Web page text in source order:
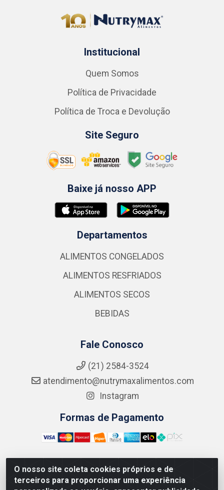
O nosso site coleta cookies próprios e de
terceiros para proporcionar uma experiência
Institucional
Quem Somos
Política de Privacidade
Política de Troca e Devolução
Site Seguro
Baixe já nosso APP
Departamentos
ALIMENTOS CONGELADOS
ALIMENTOS RESFRIADOS
ALIMENTOS SECOS
BEBIDAS
Fale Conosco
(21) 2584-3524
atendimento@nutrymaxalimentos.com
Instagram
Formas de Pagamento
NUTRY MAX COMÉRCIO DE PRODUTOS ALIMENTICIOS
LTDA - RUA DO FEIJÃO, 721 PENHA CIRCULAR/RJ -